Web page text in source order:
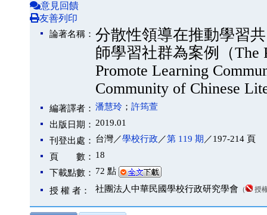
意見回饋
友善列印
論著名稱： 分散性領導在推動學習
師學習社群為案例（The
Promote Learning
Community of Chinese
編著譯者： 潘慧玲 ； 許筠萱
出版日期： 2019.01
刊登出處： 台灣／學校行政 ／第 119 期 ／197-214 頁
頁 數： 18
下載點數： 72 點
授 權 者： 社團法人中華民國學校行政研究學會 （ 授